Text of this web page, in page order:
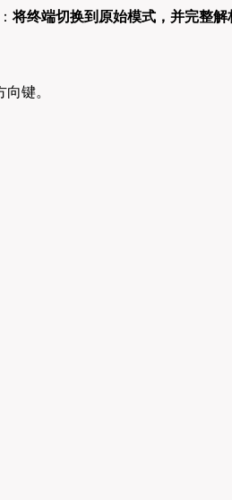
将终端切换到原始模式，并完整
键。